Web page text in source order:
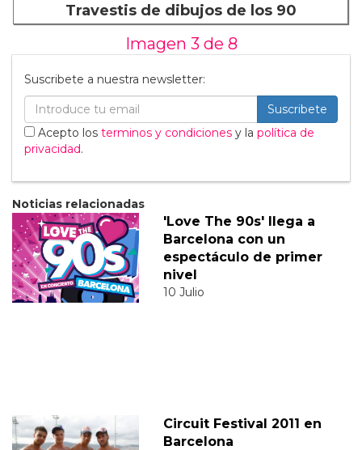
Travestis de dibujos de los 90
Imagen 3 de 8
Suscribete a nuestra newsletter:
Suscribete
Acepto los terminos y condiciones y la política de
privacidad.
Noticias relacionadas
'Love The 90s' llega a
Barcelona con un
espectáculo de primer
nivel
10 Julio
Circuit Festival 2011 en
Barcelona